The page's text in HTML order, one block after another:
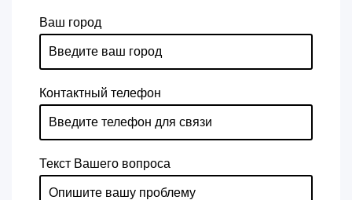
Ваш город
Контактный телефон
Текст Вашего вопроса